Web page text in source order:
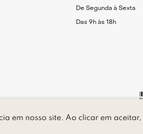
em nosso site. Ao clicar em aceitar,
De Segunda à Sexta
Das 9h às 18h